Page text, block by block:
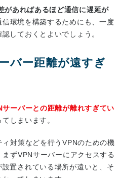
があればあるほど通信に遅延が
信環境を構築するためにも、一度
しておくとよいでしょう。
バー距離が遠すぎ
ーバーとの距離が離れすぎてい
しまいます。
対策などを行うVPNのための機
ずVPNサーバーにアクセスする
置されている場所が遠いと、そ